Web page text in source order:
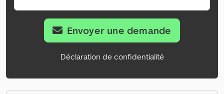
Envoyer une demande
Déclaration de confidentialité